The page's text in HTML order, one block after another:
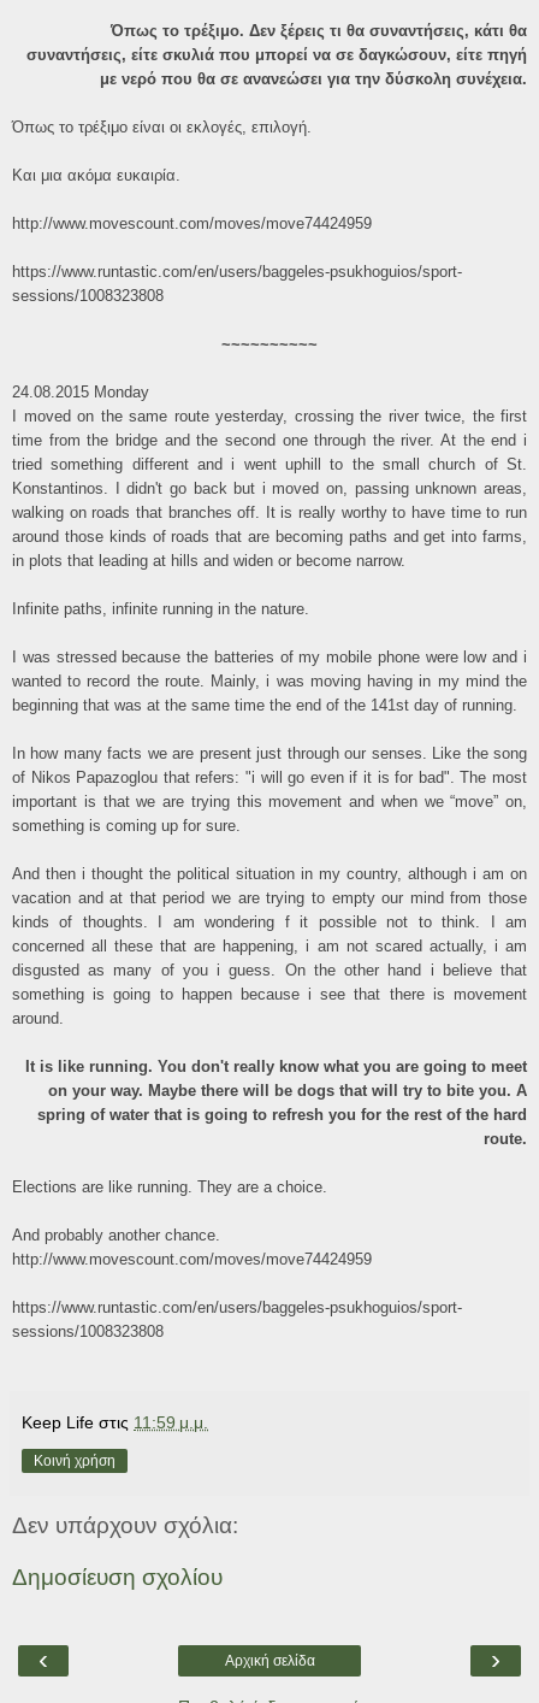
Όπως το τρέξιμο. Δεν ξέρεις τι θα συναντήσεις, κάτι θα
συναντήσεις, είτε σκυλιά που μπορεί να σε δαγκώσουν, είτε πηγή
με νερό που θα σε ανανεώσει για την δύσκολη συνέχεια.
Όπως το τρέξιμο είναι οι εκλογές, επιλογή.
Και μια ακόμα ευκαιρία.
http://www.movescount.com/moves/move74424959
https://www.runtastic.com/en/users/baggeles-psukhoguios/sport-
sessions/1008323808
~~~~~~~~~~
24.08.2015 Monday
I moved on the same route yesterday, crossing the river twice, the first
time from the bridge and the second one through the river. At the end i
tried something different and i went uphill to the small church of St.
Konstantinos. I didn't go back but i moved on, passing unknown areas,
walking on roads that branches off. It is really worthy to have time to run
around those kinds of roads that are becoming paths and get into farms,
in plots that leading at hills and widen or become narrow.
Infinite paths, infinite running in the nature.
I was stressed because the batteries of my mobile phone were low and i
wanted to record the route. Mainly, i was moving having in my mind the
beginning that was at the same time the end of the 141st day of running.
In how many facts we are present just through our senses. Like the song
of Nikos Papazoglou that refers: "i will go even if it is for bad". The most
important is that we are trying this movement and when we “move” on,
something is coming up for sure.
And then i thought the political situation in my country, although i am on
vacation and at that period we are trying to empty our mind from those
kinds of thoughts. I am wondering f it possible not to think. I am
concerned all these that are happening, i am not scared actually, i am
disgusted as many of you i guess. On the other hand i believe that
something is going to happen because i see that there is movement
around.
It is like running. You don't really know what you are going to meet
on your way. Maybe there will be dogs that will try to bite you. A
spring of water that is going to refresh you for the rest of the hard
route.
Elections are like running. They are a choice.
And probably another chance.
http://www.movescount.com/moves/move74424959
https://www.runtastic.com/en/users/baggeles-psukhoguios/sport-
sessions/1008323808
Keep Life στις 11:59 μ.μ.
Κοινή χρήση
Δεν υπάρχουν σχόλια:
Δημοσίευση σχολίου
‹ ›
Αρχική σελίδα